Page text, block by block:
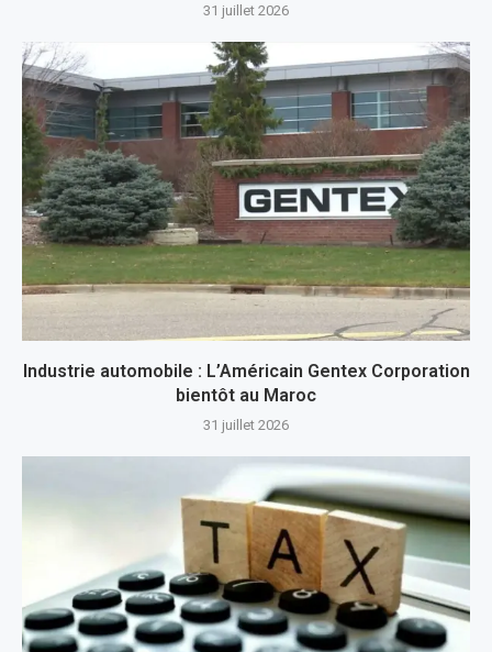
31 juillet 2026
Industrie automobile : L’Américain Gentex Corporation
bientôt au Maroc
31 juillet 2026